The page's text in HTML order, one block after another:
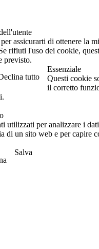
assicurarti di ottenere la
rifiuti l'uso dei cookie,
previsto.
tutto
Essenziale
Questi cookie
il corretto
utilizzati per analizzare i
di un sito web e per capire
Salva